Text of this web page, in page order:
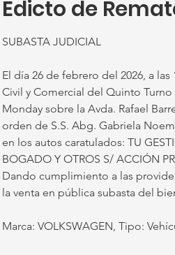
Edicto de
SUBASTA JUDICIAL
El día 26 de febrero del 2026, a
Civil y Comercial del Quinto
Monday sobre la Avda. Rafael
orden de S.S. Abg. Gabriela
en los autos caratulados: TU
BOGADO Y OTROS S/ ACCIÓN
Dando cumplimiento a las
la venta en pública subasta del
Marca: VOLKSWAGEN, Tipo: